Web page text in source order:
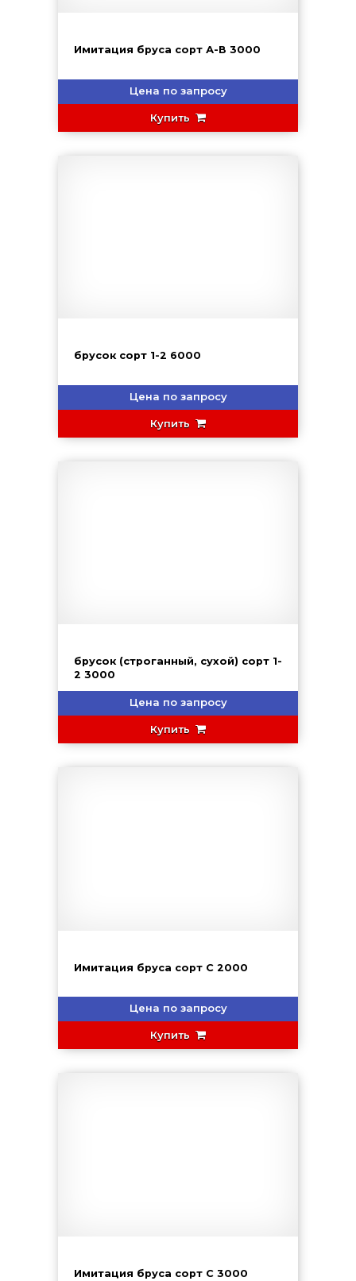
Имитация бруса сорт А-В 3000
Цена по запросу
Купить
брусок сорт 1-2 6000
Цена по запросу
Купить
брусок (строганный, сухой) сорт 1-
2 3000
Цена по запросу
Купить
Имитация бруса сорт С 2000
Цена по запросу
Купить
Имитация бруса сорт С 3000